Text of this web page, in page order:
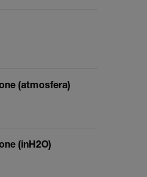
(atmosfera)
(inH2O)